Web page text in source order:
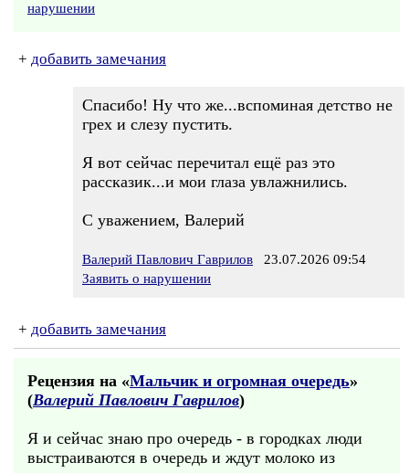
нарушении
+ добавить замечания
Спасибо! Ну что же...вспоминая детство не
грех и слезу пустить.
Я вот сейчас перечитал ещё раз это
рассказик...и мои глаза увлажнились.
С уважением, Валерий
Валерий Павлович Гаврилов 23.07.2026 09:54
Заявить о нарушении
+ добавить замечания
Рецензия на «Мальчик и огромная очередь»
(Валерий Павлович Гаврилов)
Я и сейчас знаю про очередь - в городках люди
выстраиваются в очередь и ждут молоко из